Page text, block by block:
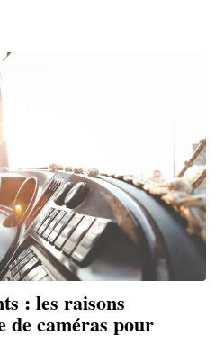
: les raisons
de caméras pour